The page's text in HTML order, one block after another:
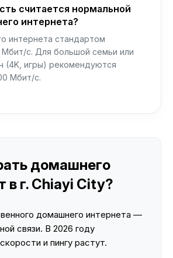
считается нормальной
интернета?
интернета стандартом
Мбит/с. Для большой семьи или
(4K, игры) рекомендуются
Мбит/с.
домашнего
в г. Chiayi City?
домашнего интернета —
связи. В 2026 году
и пингу растут.